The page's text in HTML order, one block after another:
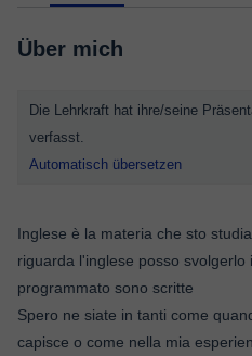
Über mich
Die Lehrkraft hat ihre/seine
verfasst.
Automatisch übersetzen
Inglese è la materia che sto
riguarda l'inglese posso
programmato sono scritte
Spero ne siate in tanti come
capisce o come nella mia